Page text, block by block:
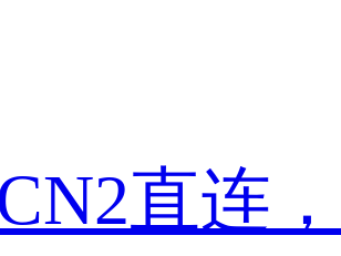
直连